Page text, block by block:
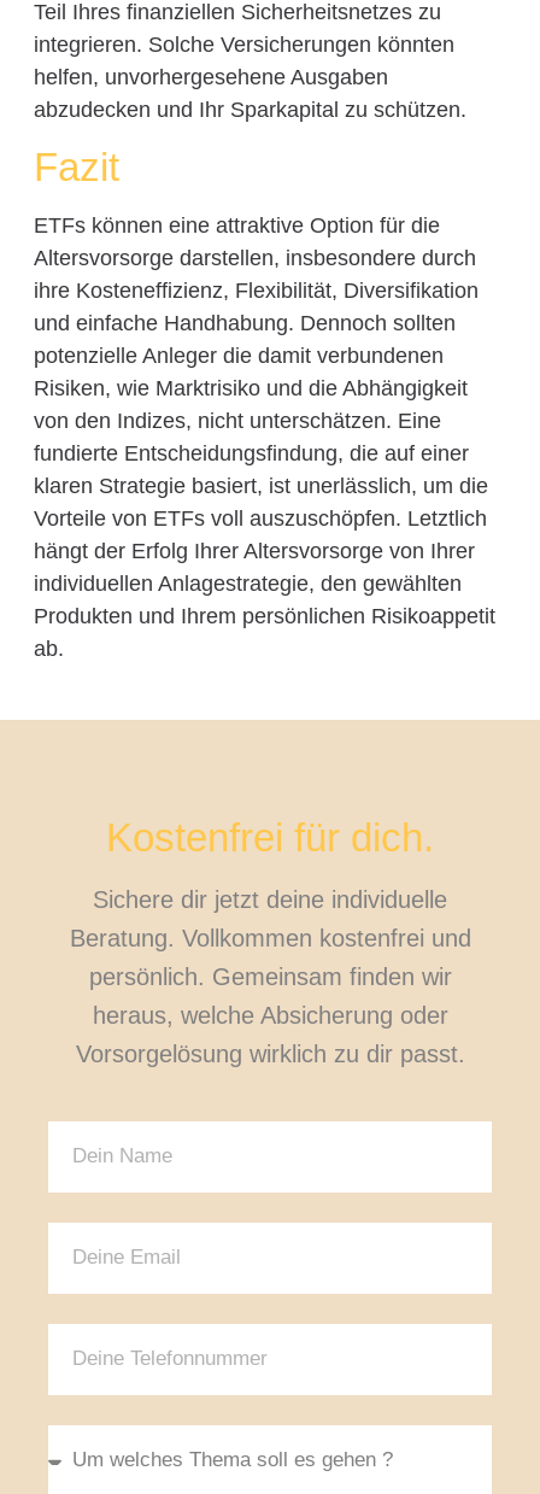
Teil Ihres finanziellen Sicherheitsnetzes zu
integrieren. Solche Versicherungen könnten
helfen, unvorhergesehene Ausgaben
abzudecken und Ihr Sparkapital zu schützen.
Fazit
ETFs können eine attraktive Option für die
Altersvorsorge darstellen, insbesondere durch
ihre Kosteneffizienz, Flexibilität, Diversifikation
und einfache Handhabung. Dennoch sollten
potenzielle Anleger die damit verbundenen
Risiken, wie Marktrisiko und die Abhängigkeit
von den Indizes, nicht unterschätzen. Eine
fundierte Entscheidungsfindung, die auf einer
klaren Strategie basiert, ist unerlässlich, um die
Vorteile von ETFs voll auszuschöpfen. Letztlich
hängt der Erfolg Ihrer Altersvorsorge von Ihrer
individuellen Anlagestrategie, den gewählten
Produkten und Ihrem persönlichen Risikoappetit
ab.
Kostenfrei für dich.
Sichere dir jetzt deine individuelle
Beratung. Vollkommen kostenfrei und
persönlich. Gemeinsam finden wir
heraus, welche Absicherung oder
Vorsorgelösung wirklich zu dir passt.